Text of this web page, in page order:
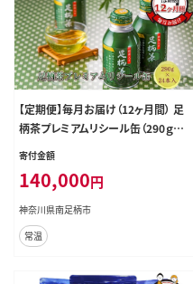
【定期便】毎月お届け（12ヶ月間） 足
柄茶プレミアムリシール缶（290ｇ×
24本入）【 お茶 ギフト プレゼント 贈
り物 神奈川県 南足柄市 】
寄付金額
140,000円
神奈川県南足柄市
常温